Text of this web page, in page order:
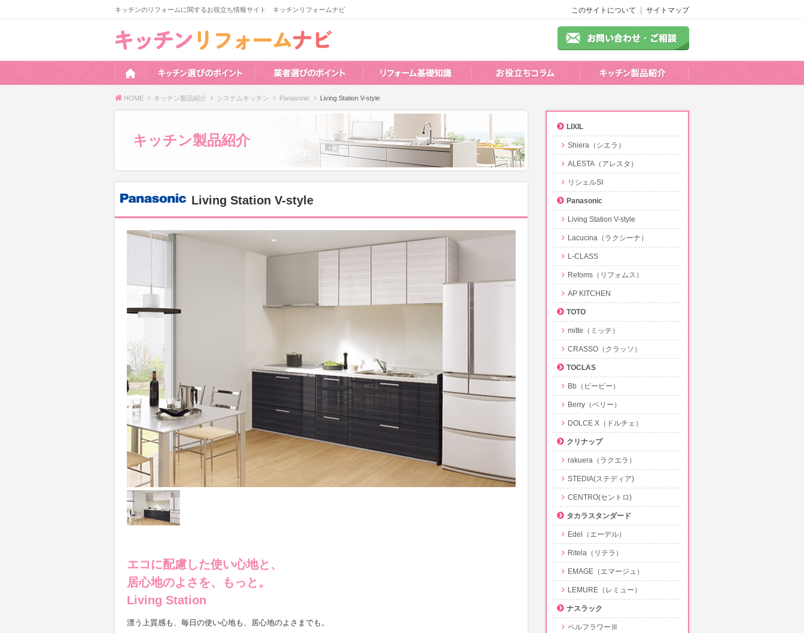
キッチンのリフォームに関するお役立ち情報サイト キッチンリフォームナビ このサイトについて サイトマップ
HOME キッチン製品紹介 システムキッチン Panasonic Living Station V-style
キッチン製品紹介
Living Station V-style
エコに配慮した使い心地と、
居心地のよさを、もっと。
Living Station
漂う上質感も、毎日の使い心地も、居心地のよさまでも。
LIXIL
Shiera（シエラ）
ALESTA（アレスタ）
リシェルSI
Panasonic
Living Station V-style
Lacucina（ラクシーナ）
L-CLASS
Refoms（リフォムス）
AP KITCHEN
TOTO
mitte（ミッテ）
CRASSO（クラッソ）
TOCLAS
Bb（ビービー）
Berry（ベリー）
DOLCE X（ドルチェ）
クリナップ
rakuera（ラクエラ）
STEDIA(ステディア)
CENTRO(セントロ)
タカラスタンダード
Edel（エーデル）
Ritela（リテラ）
EMAGE（エマージュ）
LEMURE（レミュー）
ナスラック
ベルフラワーⅢ